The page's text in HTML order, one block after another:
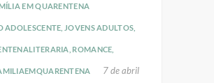
EM QUARENTENA
ADOLESCENTE JOVENS ADULTOS
ROMANCE
7 de abril